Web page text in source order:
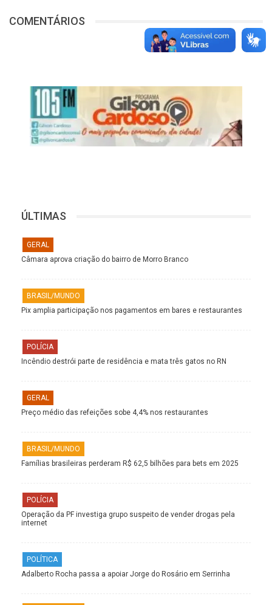
COMENTÁRIOS
ÚLTIMAS
GERAL
Câmara aprova criação do bairro de Morro Branco
BRASIL/MUNDO
Pix amplia participação nos pagamentos em bares e restaurantes
POLÍCIA
Incêndio destrói parte de residência e mata três gatos no RN
GERAL
Preço médio das refeições sobe 4,4% nos restaurantes
BRASIL/MUNDO
Famílias brasileiras perderam R$ 62,5 bilhões para bets em 2025
POLÍCIA
Operação da PF investiga grupo suspeito de vender drogas pela
internet
POLÍTICA
Adalberto Rocha passa a apoiar Jorge do Rosário em Serrinha